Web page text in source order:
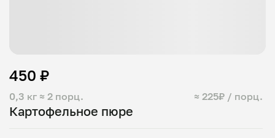
Картофельное пюре
0,3 кг ≈ 2 порц. ≈ 225₽ / порц.
450 ₽